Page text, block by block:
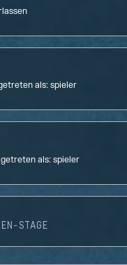
als:spieler
als:spieler
STAGE